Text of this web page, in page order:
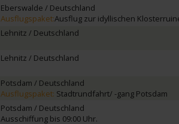
Eberswalde / Deutschland
Ausflugspaket:Ausflug zur idyllischen
Lehnitz / Deutschland
Lehnitz / Deutschland
Potsdam / Deutschland
Ausflugspaket: Stadtrundfahrt/ -gang Potsdam
Potsdam / Deutschland
Ausschiffung bis 09:00 Uhr.